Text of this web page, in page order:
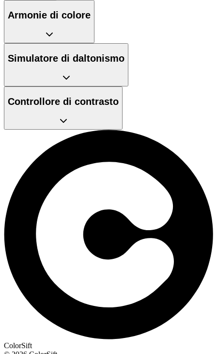
Armonie di colore
Simulatore di daltonismo
Controllore di contrasto
ColorSift